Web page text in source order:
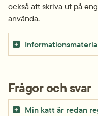
också att skriva ut på
använda.
Frågor och svar
Min katt är redan